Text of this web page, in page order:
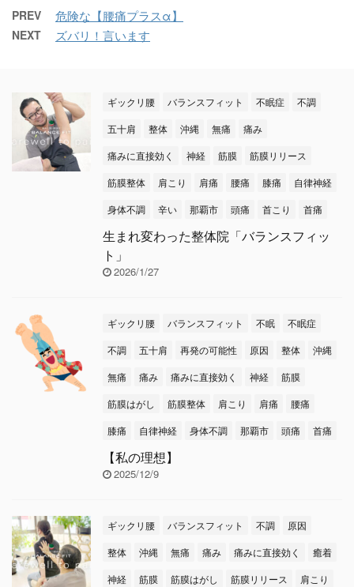
が詰まり、緊張すること
によって動きが悪くなり
が・・・ 皆さん噛み合
わせ悪くなってないです
か？ 噛み合わせの悪い
どで治療される方多いと
思います。 ですが噛み合
わせは整体とも関係ある
のです
★ずーっと歯
科治療を行っているのに
い・・・ ★歯を削っても
変わらない・・・ ★マウ
スピースを作ったのに良
くならない・・・ & ...
PREV 危険な【腰痛プラスα】
NEXT ズバリ！言います
ギックリ腰 バランスフィット 不眠症
不調
五十肩
整体 沖縄 無痛
痛み
痛みに直接効く
神経 筋膜
筋膜リリース
筋膜整体
肩こり 肩痛 腰痛 膝痛
自律神経
身体不調
辛い 那覇市 頭痛 首こり 首痛
生まれ変わった整体院「バランスフィッ
ト」
2026/1/27
ギックリ腰 バランスフィット 不眠
不眠症
不調
五十肩 再発の可能性 原因 整体
沖縄
無痛
痛み 痛みに直接効く 神経
筋膜
筋膜はがし
筋膜整体 肩こり 肩痛
腰痛
膝痛
自律神経 身体不調 那覇市 頭痛 首痛
【私の理想】
2025/12/9
ギックリ腰 バランスフィット 不調
原因
整体
沖縄 無痛 痛み 痛みに直接効く
癒着
神経
筋膜 筋膜はがし 筋膜リリース
肩こり